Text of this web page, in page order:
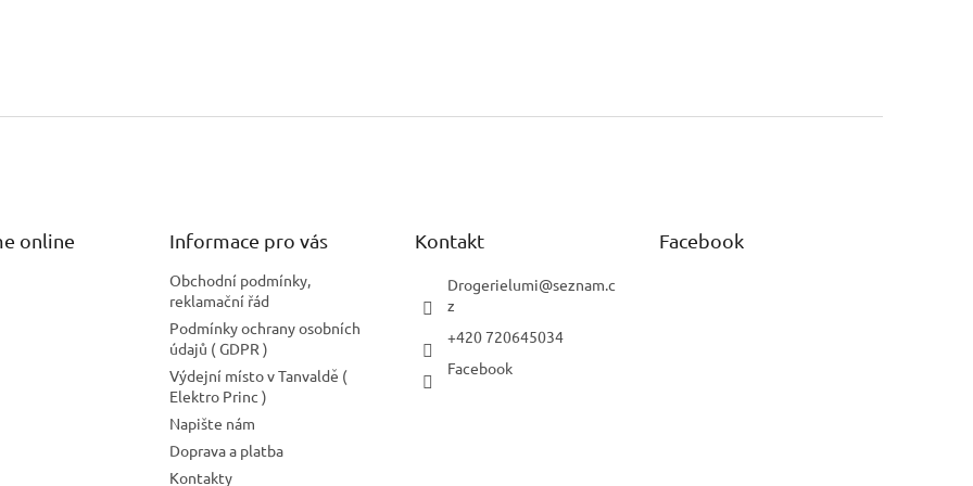
online
Informace pro vás
Obchodní podmínky,
reklamační řád
Podmínky ochrany osobních
údajů ( GDPR )
Výdejní místo v Tanvaldě (
Elektro Princ )
Napište nám
Doprava a platba
Kontakty
Kontakt
Drogerielumi@seznam.c
z
+420 720645034
Facebook
Facebook